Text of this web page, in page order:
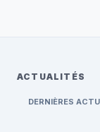
ACTUALITÉS
DERNIÈRES